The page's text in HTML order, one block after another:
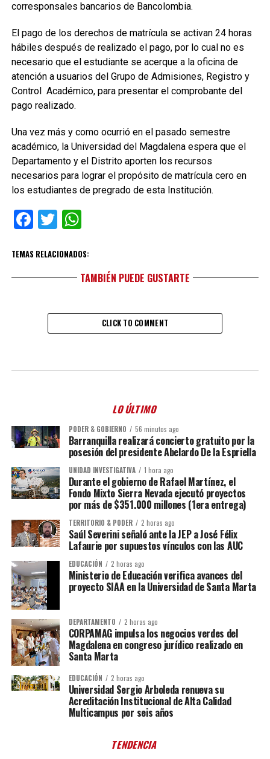
corresponsales bancarios de Bancolombia.
El pago de los derechos de matrícula se activan 24 horas
hábiles después de realizado el pago, por lo cual no es
necesario que el estudiante se acerque a la oficina de
atención a usuarios del Grupo de Admisiones, Registro y
Control Académico, para presentar el comprobante del
pago realizado.
Una vez más y como ocurrió en el pasado semestre
académico, la Universidad del Magdalena espera que el
Departamento y el Distrito aporten los recursos
necesarios para lograr el propósito de matrícula cero en
los estudiantes de pregrado de esta Institución.
Facebook
TwitterWhatsApp
TEMAS RELACIONADOS:
TAMBIÉN PUEDE GUSTARTE
CLICK TO COMMENT
LO ÚLTIMO
PODER & GOBIERNO 56 minutos ago
Barranquilla realizará concierto gratuito por la
posesión del presidente Abelardo De la Espriella
UNIDAD INVESTIGATIVA 1 hora ago
Durante el gobierno de Rafael Martínez, el
Fondo Mixto Sierra Nevada ejecutó proyectos
por más de $351.000 millones (1era entrega)
TERRITORIO & PODER 2 horas ago
Saúl Severini señaló ante la JEP a José Félix
Lafaurie por supuestos vínculos con las AUC
EDUCACIÓN 2 horas ago
Ministerio de Educación verifica avances del
proyecto SIAA en la Universidad de Santa Marta
DEPARTAMENTO 2 horas ago
CORPAMAG impulsa los negocios verdes del
Magdalena en congreso jurídico realizado en
Santa Marta
EDUCACIÓN 2 horas ago
Universidad Sergio Arboleda renueva su
Acreditación Institucional de Alta Calidad
Multicampus por seis años
TENDENCIA